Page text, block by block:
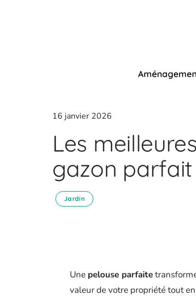
16 janvier 2026
Les
gazon
Jardin
Une pelouse parfaite
valeur de votre propriété tout